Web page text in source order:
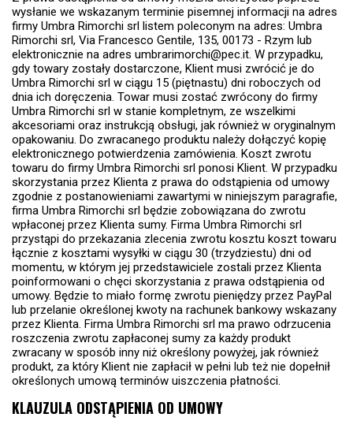
wysłanie we wskazanym terminie pisemnej informacji na adres
firmy Umbra Rimorchi srl listem poleconym na adres: Umbra
Rimorchi srl, Via Francesco Gentile, 135, 00173 - Rzym lub
elektronicznie na adres umbrarimorchi@pec.it. W przypadku,
gdy towary zostały dostarczone, Klient musi zwrócić je do
Umbra Rimorchi srl w ciągu 15 (piętnastu) dni roboczych od
dnia ich doręczenia. Towar musi zostać zwrócony do firmy
Umbra Rimorchi srl w stanie kompletnym, ze wszelkimi
akcesoriami oraz instrukcją obsługi, jak również w oryginalnym
opakowaniu. Do zwracanego produktu należy dołączyć kopię
elektronicznego potwierdzenia zamówienia. Koszt zwrotu
towaru do firmy Umbra Rimorchi srl ponosi Klient. W przypadku
skorzystania przez Klienta z prawa do odstąpienia od umowy
zgodnie z postanowieniami zawartymi w niniejszym paragrafie,
firma Umbra Rimorchi srl będzie zobowiązana do zwrotu
wpłaconej przez Klienta sumy. Firma Umbra Rimorchi srl
przystąpi do przekazania zlecenia zwrotu kosztu koszt towaru
łącznie z kosztami wysyłki w ciągu 30 (trzydziestu) dni od
momentu, w którym jej przedstawiciele zostali przez Klienta
poinformowani o chęci skorzystania z prawa odstąpienia od
umowy. Będzie to miało formę zwrotu pieniędzy przez PayPal
lub przelanie określonej kwoty na rachunek bankowy wskazany
przez Klienta. Firma Umbra Rimorchi srl ma prawo odrzucenia
roszczenia zwrotu zapłaconej sumy za każdy produkt
zwracany w sposób inny niż określony powyżej, jak również
produkt, za który Klient nie zapłacił w pełni lub też nie dopełnił
określonych umową terminów uiszczenia płatności.
KLAUZULA ODSTĄPIENIA OD UMOWY